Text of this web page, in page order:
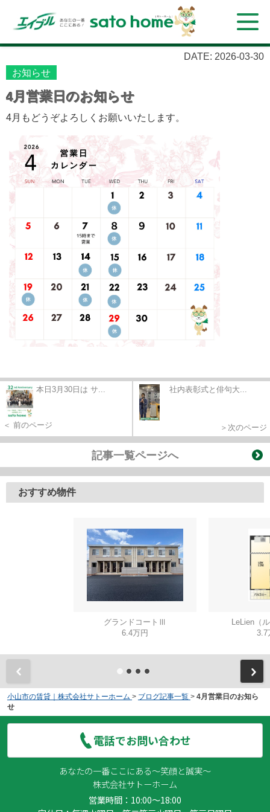
DATE: 2026-03-30
お知らせ
4月営業日のお知らせ
4月もどうぞよろしくお願いいたします。
本日3月30日は サ...
＜ 前のページ
社内表彰式と俳句大...
＞次のページ
記事一覧ページへ
おすすめ物件
グランドコートⅢ
6.4万円
LeLien（
3.7
小山市の賃貸｜株式会社サトーホーム > ブログ記事一覧 > 4月営業日のお知ら
せ
電話でお問い合わせ
あなたの一番ここにある～笑顔と誠実～
株式会社サトーホーム
営業時間：10:00～18:00